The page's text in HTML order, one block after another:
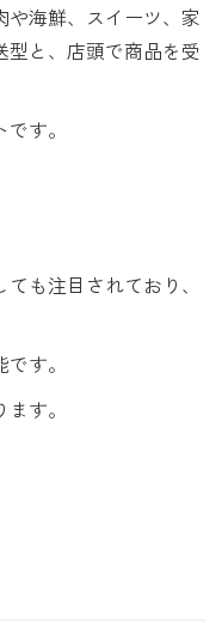
海鮮、スイーツ、家
と、店頭で商品を受
す。
も注目されており、
す。
す。